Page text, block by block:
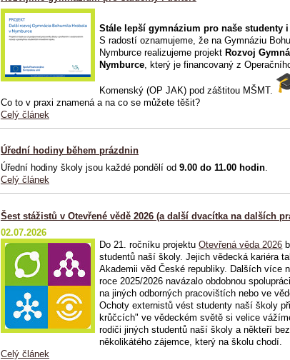
Stále lepší gymnázium pro naše studenty
S radostí oznamujeme, že na Gymnáziu
Nymburce realizujeme projektRozvoj
Nymburce , který je financovaný z
Komenský (OP JAK) pod záštitou MŠMT.
Co to v praxi znamená a na co se můžete těšit?
Celý článek
Úřední hodiny během prázdnin
Úřední hodiny školy jsou každé pondělí od 9.00 do 11.00 hodin
Celý článek
Šest stážistů v Otevřené vědě 2026 (a další dvacítka na dalších
02.07.2026
Do 21. ročníku projektuOtevřená věda 2026
studentů naší školy. Jejich vědecká kariéra
Akademii věd České republiky. Dalších více
roce 2025/2026 navázalo obdobnou
na jiných odborných pracovištích nebo ve
Ochoty externistů vést studenty naší školy
krůčcích" ve vědeckém světě si velice
rodiči jiných studentů naší školy a někteří
několikátého zájemce, který na školu chodí.
Celý článek